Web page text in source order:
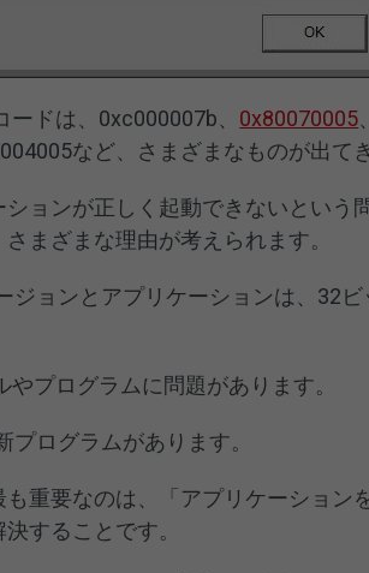
ードは、0xc000007b、 0x80070005
など、さまざまなものが出て
ションが正しく起動できないという
まざまな理由が考えられます。
ジョンとアプリケーションは、32
やプログラムに問題があります。
プログラムがあります。
重要なのは、「アプリケーション
することです。